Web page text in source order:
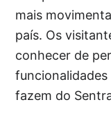
mais
país. Os
conhecer de
fazem do